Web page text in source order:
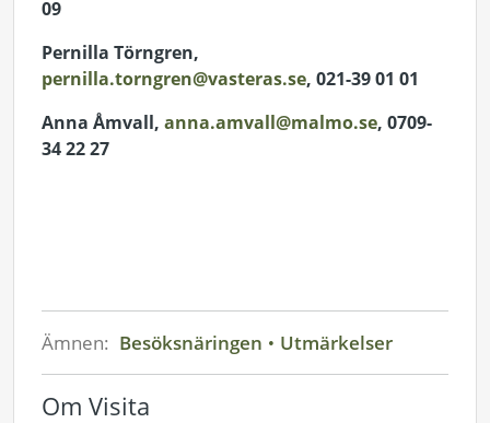
09
Pernilla Törngren,
pernilla.torngren@vasteras.se, 021-39 01 01
Anna Åmvall, anna.amvall@malmo.se, 0709-
34 22 27
Ämnen: Besöksnäringen Utmärkelser
Om Visita